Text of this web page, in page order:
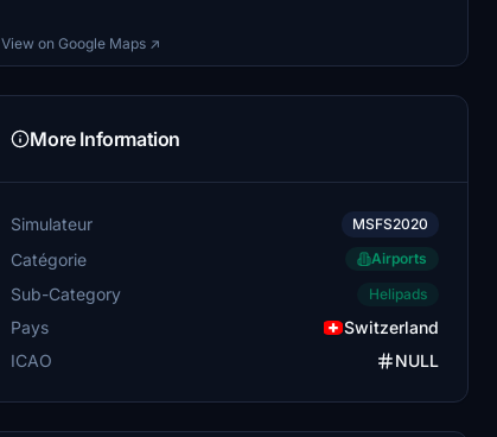
View on Google Maps ↗
More Information
Simulateur MSFS2020
Catégorie Airports
Sub-Category Helipads
Pays
Switzerland
ICAO
NULL